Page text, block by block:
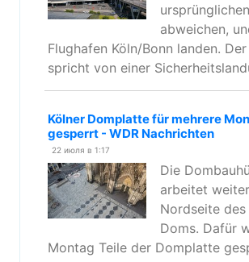
abweichen,
Flughafen Köln/Bonn landen.
spricht von einer
Kölner Domplatte für mehrere
gesperrt - WDR Nachrichten
22 июля в 1:17
Die
arbeitet
Nordseite des
Doms. Dafür
Montag Teile der Domplatte